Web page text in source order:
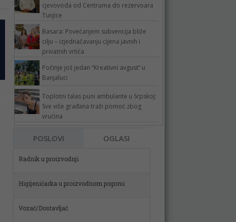
cjevovoda od Centruma do rezervoara
Tunjice
Basara: Povećanjem subvencija bliže
cilju – izjednačavanju cijena javnih i
privatnih vrtića
Počinje još jedan “Kreativni avgust” u
Banjaluci
Toplotni talas puni ambulante u Srpskoj:
Sve više građana traži pomoć zbog
vrućina
POSLOVI OGLASI
Higijeničarka u proizvodnom pogonu
Vozač/Dostavljač
Izvršni asistent / Executive Assistant